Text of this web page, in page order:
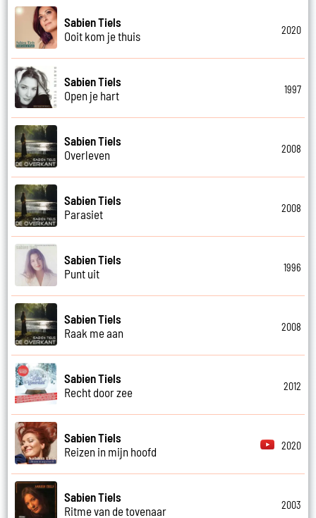
Sabien Tiels
Ooit kom je thuis
2020
Sabien Tiels
Open je hart
1997
Sabien Tiels
Overleven
2008
Sabien Tiels
Parasiet
2008
Sabien Tiels
Punt uit
1996
Sabien Tiels
Raak me aan
2008
Sabien Tiels
Recht door zee
2012
Sabien Tiels
Reizen in mijn hoofd
2020
Sabien Tiels
Ritme van de tovenaar
2003